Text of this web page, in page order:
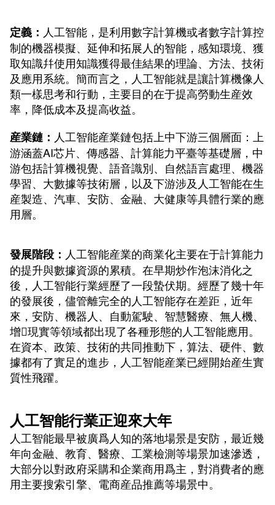
定義： 人工智能，是利用數字計算機或者數字計算控
制的機器模擬、延伸和拓展人的智能，感知環境、獲
取知識幷使用知識獲得最佳結果的理論、方法、技術
及應用系統。簡而言之，人工智能就是讓計算機像人
類一樣思考和行動，主要目的在于提高勞動生産效
率，降低成本及提高收益。
産業鏈： 人工智能産業鏈包括上中下游三個層面：上
游涵蓋AI芯片、傳感器、計算能力平臺等基礎層，中
游包括計算機視覺、語音識別、自然語言處理、機器
學習、大數據等技術層，以及下游涉及人工智能在生
産製造、汽車、安防、金融、大健康等具體行業的應
用層。
發展階段： 人工智能産業的商業化主要在于計算能力
的提升與數據資源的累積。在早期炒作泡沫消化之
後，人工智能行業經歷了一段蟄伏期。經歷了幾十年
的發展後，儘管離完全的人工智能存在差距，近年
來，安防、機器人、自動駕駛、智慧醫療、無人機、
增現實等領域都出現了各種形態的人工智能應用。
在資本、政策、技術的共同推動下，算法、硬件、數
據都有了實足的進步，人工智能産業已經開始産生實
質性飛躍。
人工智能行業正迎來大年
人工智能最早被廣爲人知的落地場景是安防，最近幾
年向金融、教育、醫療、工業檢測等場景加速滲透，
大部分以對政府采購和企業商用爲主，對消費者的應
用主要搜索引擎、電商産品推薦等場景中。